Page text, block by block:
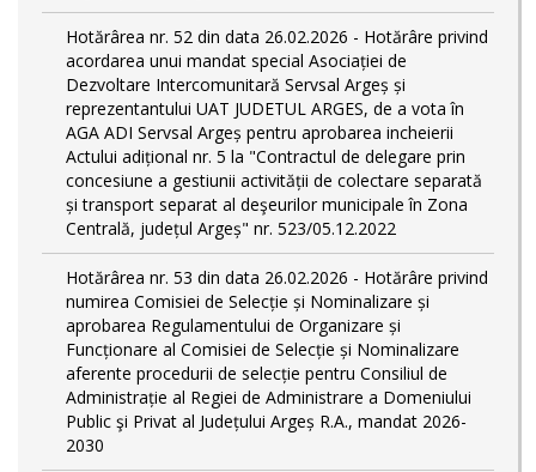
Hotărârea nr. 52 din data 26.02.2026 - Hotărâre privind
acordarea unui mandat special Asociației de
Dezvoltare Intercomunitară Servsal Argeș și
reprezentantului UAT JUDETUL ARGES, de a vota în
AGA ADI Servsal Argeș pentru aprobarea incheierii
Actului adițional nr. 5 la "Contractul de delegare prin
concesiune a gestiunii activității de colectare separată
și transport separat al deşeurilor municipale în Zona
Centrală, județul Argeș" nr. 523/05.12.2022
Hotărârea nr. 53 din data 26.02.2026 - Hotărâre privind
numirea Comisiei de Selecție și Nominalizare și
aprobarea Regulamentului de Organizare și
Funcționare al Comisiei de Selecție și Nominalizare
aferente procedurii de selecție pentru Consiliul de
Administrație al Regiei de Administrare a Domeniului
Public şi Privat al Județului Argeș R.A., mandat 2026-
2030